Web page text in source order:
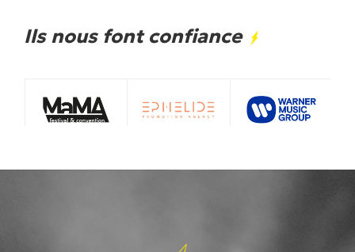
Ils nous font confiance